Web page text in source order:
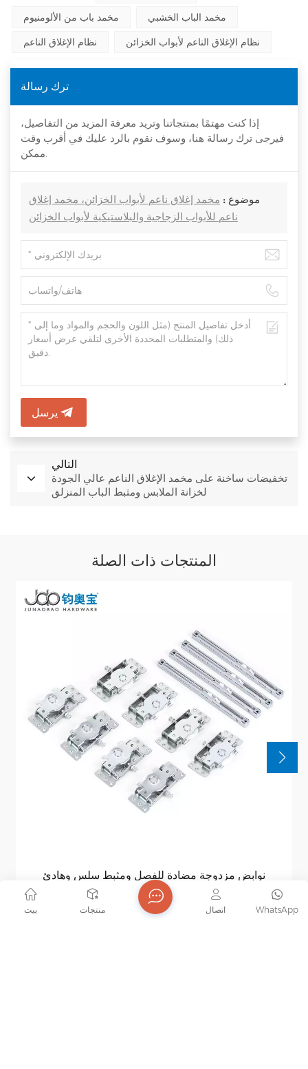
مخمد باب من الألومنيوم
مخمد الباب الخشبي
نظام الإغلاق الناعم
نظام الإغلاق الناعم لأبواب الخزائن
ترك رسالة
إذا كنت مهتمًا بمنتجاتنا وتريد معرفة المزيد من التفاصيل،
فيرجى ترك رسالة هنا، وسوف نقوم بالرد عليك في أقرب وقت
موضوع : مخمد إغلاق ناعم لأبواب الخزائن، مخمد إغلاق
ناعم للأبواب الزجاجية والبلاستيكية لأبواب الخزائن
يرسل
التالي
تخفيضات ساخنة على مخمد الإغلاق الناعم عالي الجودة
لخزانة الملابس ومثبط الباب المنزلق
المنتجات ذات الصلة
نوابض مزدوجة مضادة للفصل ومثبط سلس وهادئ
مخمد زنبركي مزدوج مضاد للفصل من JOB: هذا المخمد، من
تصميم Iunaobao.com، يجمع بين تقنية منع الفصل ونوابض
بيت منتجات WhatsApp اتصال